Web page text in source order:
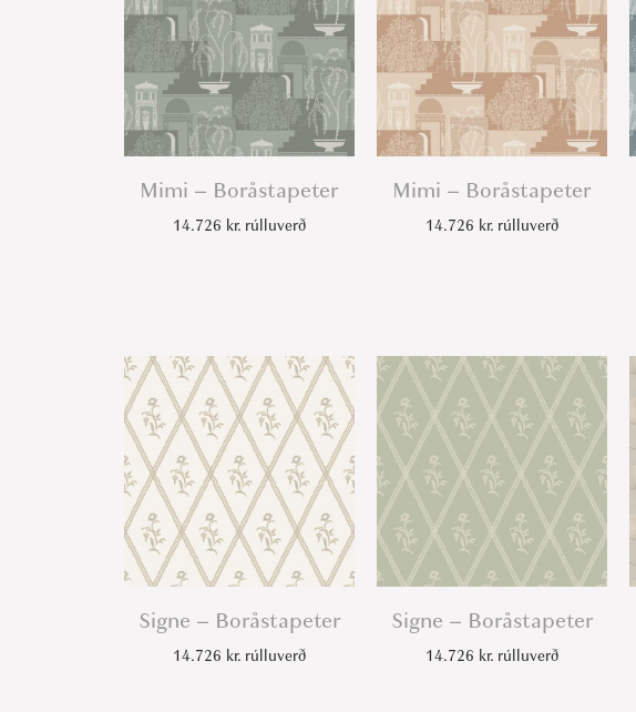
Mimi – Boråstapeter
14.726 kr. rúlluverð
Mimi – Boråstapeter
14.726 kr. rúlluverð
Signe – Boråstapeter
14.726 kr. rúlluverð
Signe – Boråstapeter
14.726 kr. rúlluverð